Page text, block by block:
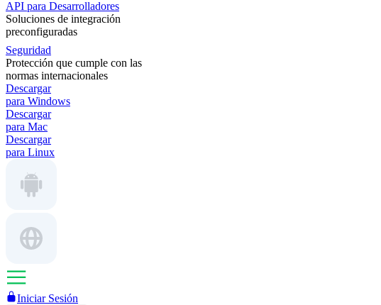
API para Desarrolladores
Soluciones de integración
preconfiguradas
Seguridad
Protección que cumple con las
normas internacionales
Descargar
para Windows
Descargar
para Mac
Descargar
para Linux
Iniciar Sesión